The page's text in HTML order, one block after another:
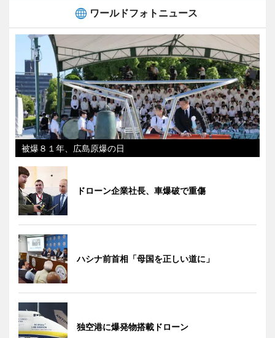
ワールドフォトニュース
被爆８１年、広島原爆の日
ドローン企業社長、車爆破で重傷
ハシナ前首相「母国を正しい道に」
独空港に爆発物搭載ドローン